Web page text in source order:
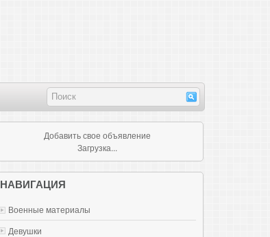
Добавить свое объявление
Загрузка...
НАВИГАЦИЯ
Военные материалы
Девушки